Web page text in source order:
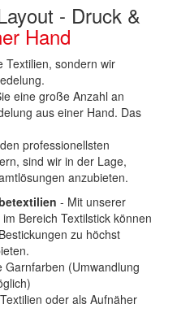
- Druck &
Hand
Textilien, sondern wir
eine große Anzahl an
aus einer Hand. Das
professionellsten
sind wir in der Lage,
anzubieten.
- Mit unserer
Bereich Textilstick können
zu höchst
Garnfarben (Umwandlung
oder als Aufnäher